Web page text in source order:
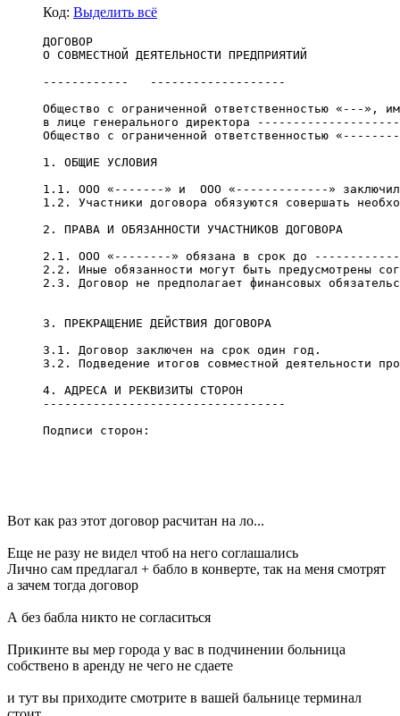
Код: Выделить всё
ДОГОВОР
О СОВМЕСТНОЙ ДЕЯТЕЛЬНОСТИ ПРЕДПРИЯТИЙ
------------   -------------------
Общество с ограниченной ответственностью «---»,
в лице генерального директора --------------------,
Общество с ограниченной ответственностью
1. ОБЩИЕ УСЛОВИЯ
1.1. ООО «-------» и  ООО «-------------» заключили
1.2. Участники договора обязуются совершать
2. ПРАВА И ОБЯЗАННОСТИ УЧАСТНИКОВ ДОГОВОРА
2.1. ООО «--------» обязана в срок до
2.2. Иные обязанности могут быть предусмотрены
2.3. Договор не предполагает финансовых
3. ПРЕКРАЩЕНИЕ ДЕЙСТВИЯ ДОГОВОРА
3.1. Договор заключен на срок один год.
3.2. Подведение итогов совместной деятельности
4. АДРЕСА И РЕКВИЗИТЫ СТОРОН
----------------------------------
Подписи сторон:
Вот как раз этот договор расчитан на ло...
Еще не разу не видел чтоб на него соглашались
Лично сам предлагал + бабло в конверте, так на меня смотрят
а зачем тогда договор
А без бабла никто не согласиться
Прикинте вы мер города у вас в подчинении больница
собствено в аренду не чего не сдаете
и тут вы приходите смотрите в вашей бальнице терминал